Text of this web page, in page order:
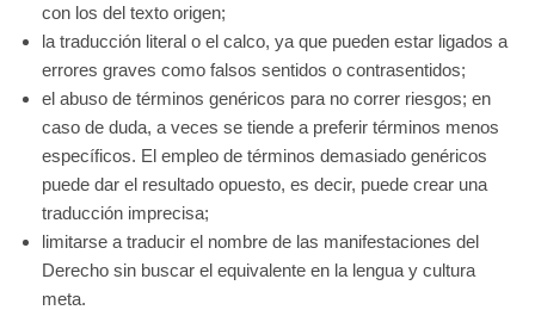
con los del texto origen;
la traducción literal o el calco, ya que pueden estar ligados a
errores graves como falsos sentidos o contrasentidos;
el abuso de términos genéricos para no correr riesgos; en
caso de duda, a veces se tiende a preferir términos menos
específicos. El empleo de términos demasiado genéricos
puede dar el resultado opuesto, es decir, puede crear una
traducción imprecisa;
limitarse a traducir el nombre de las manifestaciones del
Derecho sin buscar el equivalente en la lengua y cultura
meta.